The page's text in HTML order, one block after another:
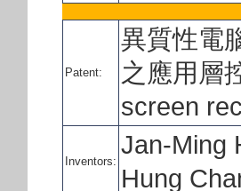
Patent:
異質性電
之應用層
screen
Inventors:
Jan-Ming
Hung